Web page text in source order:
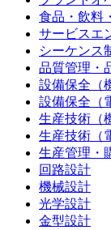
食品・飲料
サービスエ
シーケンス
品質管理・
設備保全（
設備保全（
生産技術（
生産技術（
生産管理・
回路設計
機械設計
光学設計
金型設計